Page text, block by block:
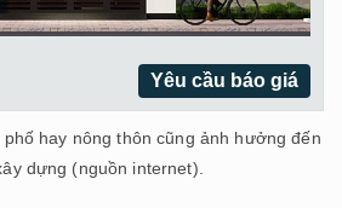
Yêu cầu báo giá
hay nông thôn cũng ảnh hưởng đến
dựng (nguồn internet).